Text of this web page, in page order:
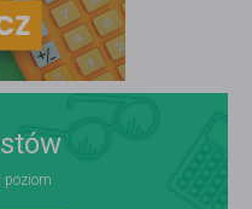
poziom